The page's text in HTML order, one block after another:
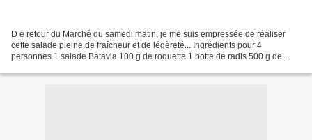
D e retour du Marché du samedi matin, je me suis empressée de réaliser
cette salade pleine de fraîcheur et de légèreté... Ingrédients pour 4
personnes 1 salade Batavia 100 g de roquette 1 botte de radis 500 g de